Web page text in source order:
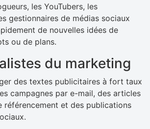
les YouTubers, les
gestionnaires de médias sociaux
de nouvelles idées de
ou de plans.
du marketing
des textes publicitaires à fort taux
campagnes par e-mail, des articles
référencement et des publications